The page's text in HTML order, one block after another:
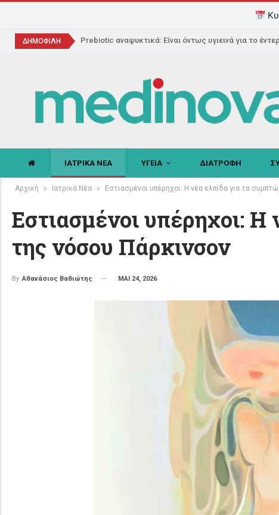
ΔΗΜΟΦΙΛΗ Prebiotic αναψυκτικά: Είναι όντως υγιεινά για το
ΙΑΤΡΙΚΑ ΝΕΑ ΥΓΕΙΑ ΔΙΑΤΡΟΦΗ
Αρχική Ιατρικά Νέα Εστιασμένοι υπέρηχοι: Η νέα ελπίδα για τα
Εστιασμένοι υπέρηχοι:
της νόσου Πάρκινσον
By Αθανάσιος Βαθιώτης ΜΑΙ 24, 2026